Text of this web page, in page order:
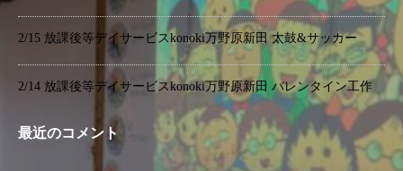
2/15 放課後等デイサービスkonoki万野原新田 太鼓&サッカー
2/14 放課後等デイサービスkonoki万野原新田 バレンタイン工作
最近のコメント